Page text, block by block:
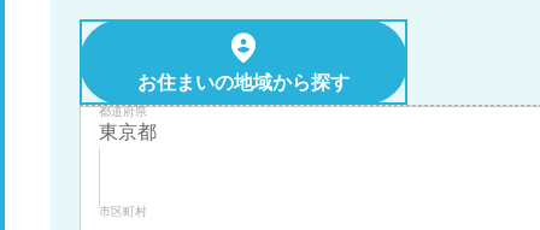
お住まいの地域から探す
都道府県
市区町村